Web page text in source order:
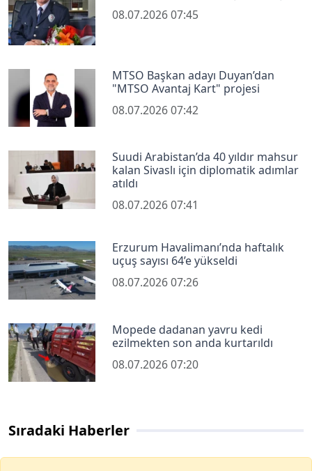
08.07.2026 07:45
MTSO Başkan adayı Duyan’dan
"MTSO Avantaj Kart" projesi
08.07.2026 07:42
Suudi Arabistan’da 40 yıldır mahsur
kalan Sivaslı için diplomatik adımlar
atıldı
08.07.2026 07:41
Erzurum Havalimanı’nda haftalık
uçuş sayısı 64’e yükseldi
08.07.2026 07:26
Mopede dadanan yavru kedi
ezilmekten son anda kurtarıldı
08.07.2026 07:20
Sıradaki Haberler